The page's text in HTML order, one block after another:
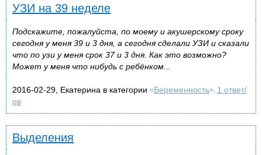
УЗИ на 39 неделе
Подскажите, пожалуйста, по моему и акушерскому сроку
сегодня у меня 39 и 3 дня, а сегодня сделали УЗИ и сказали
что по узи у меня срок 37 и 3 дня. Как это возможно?
Может у меня что нибудь с ребёнком...
2016-02-29, Екатерина в категории «Беременность», 1 ответ/
ов
Выделения